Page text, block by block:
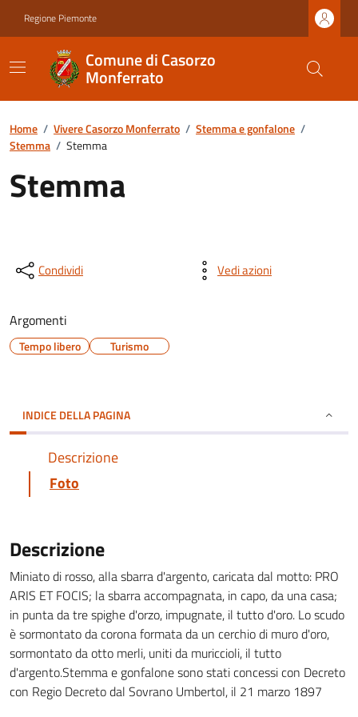
Regione Piemonte
Comune di Casorzo
Monferrato
Home / Vivere Casorzo Monferrato / Stemma e gonfalone /
Stemma / Stemma
Stemma
Condividi Vedi azioni
Argomenti
Tempo libero Turismo
INDICE DELLA PAGINA
Descrizione
Foto
Descrizione
Miniato di rosso, alla sbarra d'argento, caricata dal motto: PRO
ARIS ET FOCIS; la sbarra accompagnata, in capo, da una casa;
in punta da tre spighe d'orzo, impugnate, il tutto d'oro. Lo scudo
è sormontato da corona formata da un cerchio di muro d'oro,
sormontato da otto merli, uniti da muriccioli, il tutto
d'argento.Stemma e gonfalone sono stati concessi con Decreto
con Regio Decreto dal Sovrano UmbertoI, il 21 marzo 1897